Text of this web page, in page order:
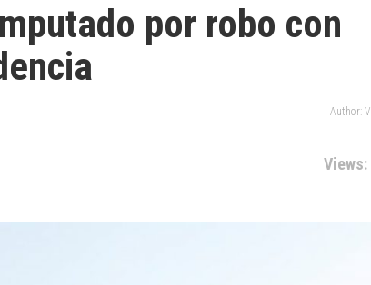
por robo con
Author:
Views: